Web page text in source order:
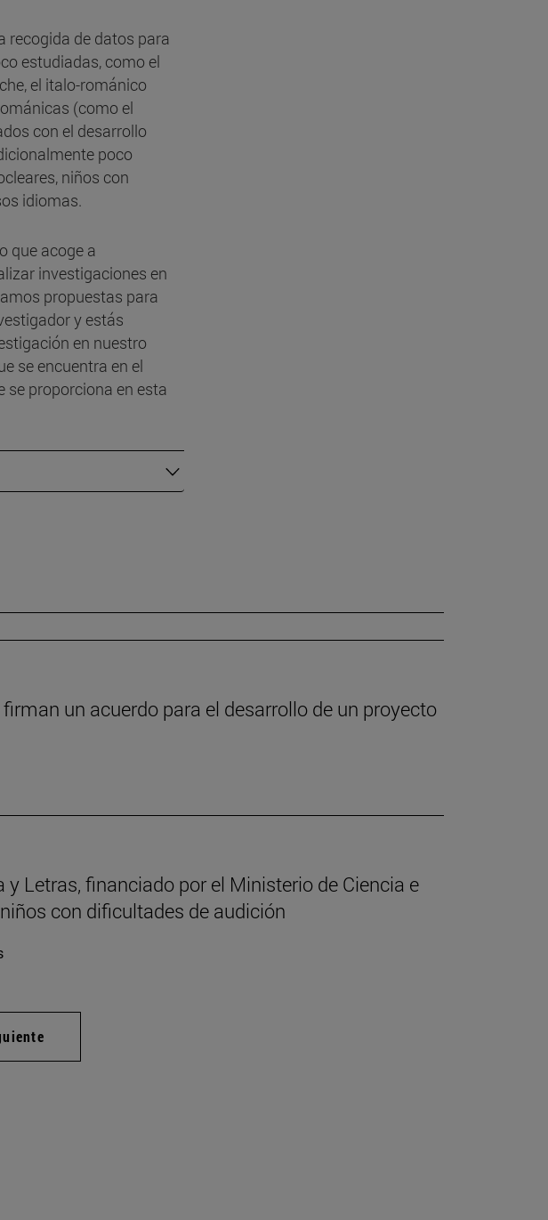
recogida de datos para
estudiadas, como el
el italo-románico
(como el
con el desarrollo
poco
niños con
idiomas.
que acoge a
investigaciones en
propuestas para
y estás
en nuestro
se encuentra en el
proporciona en esta
un acuerdo para el desarrollo de un proyecto
Letras, financiado por el Ministerio de Ciencia e
con dificultades de audición